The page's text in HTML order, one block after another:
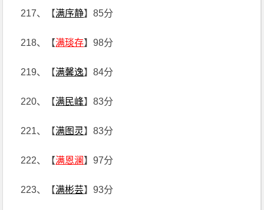
217、【满序静】85分
218、【满琰存】98分
219、【满馨逸】84分
220、【满民峰】83分
221、【满图灵】83分
222、【满恩澜 】97分
223、【满彬芸】93分